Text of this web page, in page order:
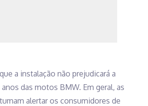
a instalação não prejudicará a
das motos BMW. Em geral, as
alertar os consumidores de